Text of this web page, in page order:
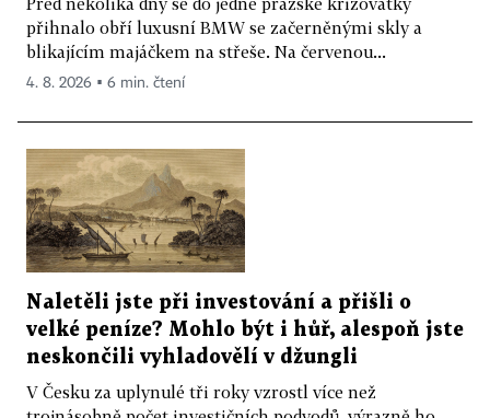
přihnalo obří luxusní BMW se začerněnými skly a
blikajícím majáčkem na střeše. Na červenou...
4. 8. 2026 ▪ 6 min. čtení
Naletěli jste při investování a přišli o
velké peníze? Mohlo být i hůř, alespoň jste
neskončili vyhladovělí v džungli
V Česku za uplynulé tři roky vzrostl více než